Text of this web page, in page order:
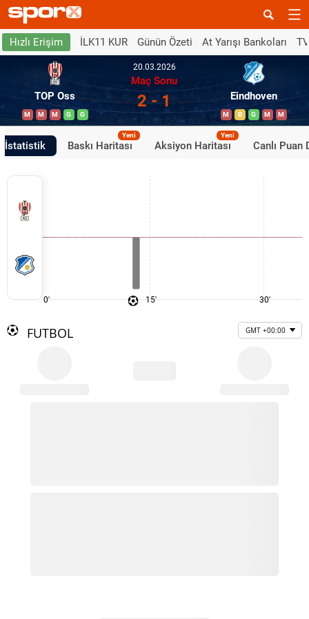
Hızlı Erişim İLK11 KUR Günün Özeti At Yarışı Bankoları
TOP Oss
M M M G G
20.03.2026
Maç Sonu
2 - 1 Eindhoven
M B G M M
İstatistik Baskı Haritası
Yeni
Aksiyon Haritası
Yeni
Canlı Puan
0' 15' 30'
FUTBOL GMT +00:00